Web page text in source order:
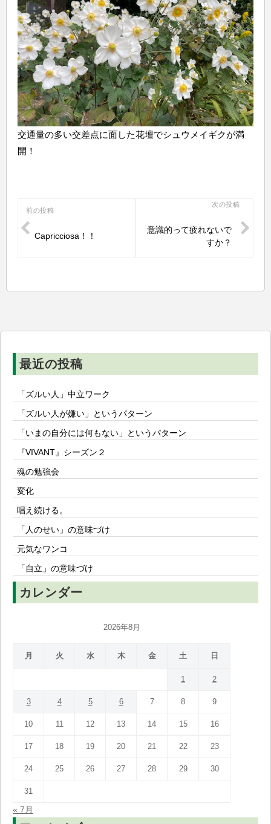
交通量の多い交差点に面した花壇でシュウメイギクが満
開！
投
稿
ー
前の投稿
Capricciosa！！
次の投稿
意識的って疲れないで
すか？
最近の投稿
「ズルい人」中立ワーク
「ズルい人が嫌い」というパターン
「いまの自分には何もない」というパターン
『VIVANT』シーズン２
魂の勉強会
変化
唱え続ける。
「人のせい」の意味づけ
元気なワンコ
「自立」の意味づけ
カレンダー
2026年8月
月 火 水 木 金 土 日
1 2
3 4 5 6 7 8 9
10 11 12 13 14 15 16
17 18 19 20 21 22 23
24 25 26 27 28 29 30
31
« 7月